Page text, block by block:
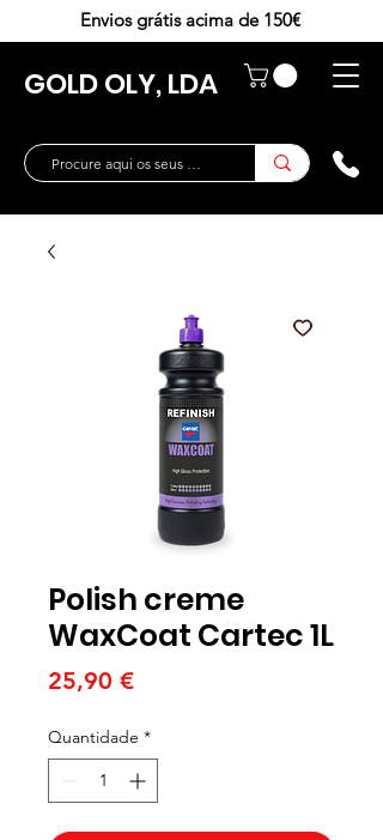
GOLD OLY, LDA
Envios grátis acima de 150€
Polish creme
WaxCoat Cartec 1L
25,90 €Preço
Quantidade *